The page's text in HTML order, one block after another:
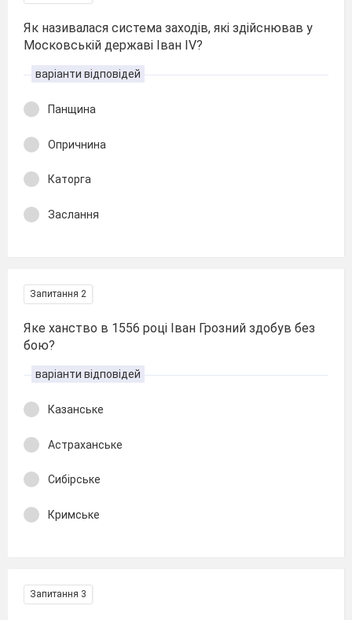
Як називалася система заходів, які здійснював у
Московській державі Іван ІV?
варіанти відповідей
Панщина
Опричнина
Каторга
Заслання
Запитання 2
Яке ханство в 1556 році Іван Грозний здобув без
бою?
варіанти відповідей
Казанське
Астраханське
Сибірське
Кримське
Запитання 3